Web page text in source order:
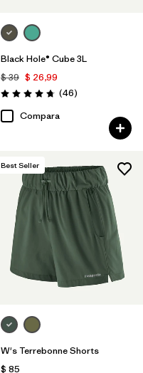
Black Hole® Cube 3L
$ 39 $ 26,99
Valoración: 4.8 / 5
(46Comentarios
)
Compara
Best Seller
W's Terrebonne Shorts
$ 85